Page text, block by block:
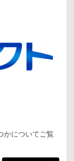
かについてご覧